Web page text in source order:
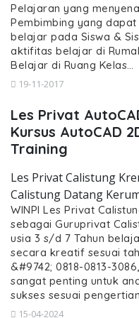
Pelajaran yang
Pembimbing yang
belajar pada Siswa &
aktifitas belajar di
Belajar di Ruang Kelas…
19-11-2017
Les Privat
Kursus AutoCAD
Training
Les Privat Calistung
Calistung Datang
WINPI Les Privat
sebagai Guruprivat
usia 3 s/d 7 Tahun
secara kreatif sesuai
&#9742; 0818-0813-
sangat penting untuk
sukses sesuai
15-04-2024